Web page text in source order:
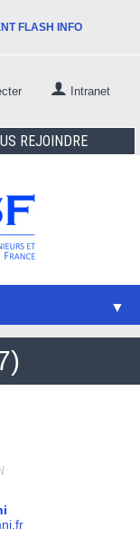
FLASH INFO
Intranet
REJOINDRE
▼